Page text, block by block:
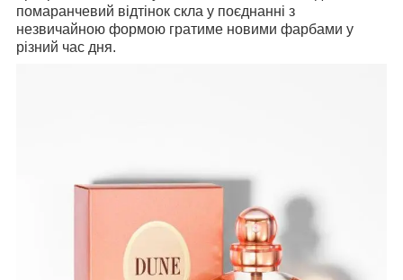
помаранчевий відтінок скла у поєднанні з
незвичайною формою гратиме новими фарбами у
різний час дня.